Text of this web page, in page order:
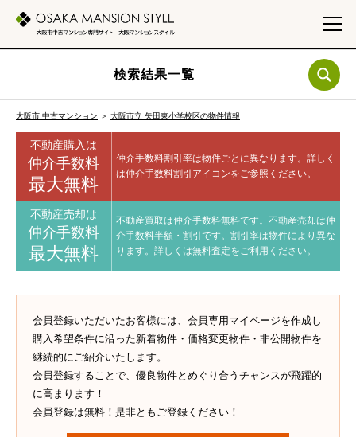
検索結果一覧
大阪市 中古マンション ＞ 大阪市立 矢田東小学校区の物件情報
不動産購入は
仲介手数料
最大無料
仲介手数料割引率は物件ごとに異なります。 詳しく
は仲介手数料割引アイコンをご参照ください。
不動産売却は
仲介手数料
最大無料
不動産買取は仲介手数料無料です。 不動産売却は仲
介手数料半額・割引です。 割引率は物件により異な
ります。 詳しくは無料査定をご利用ください。
会員登録いただいたお客様には、会員専用マイページを作成し
購入希望条件に沿った新着物件・価格変更物件・非公開物件を
継続的にご紹介いたします。
会員登録することで、優良物件とめぐり合うチャンスが飛躍的
に高まります！
会員登録は無料！是非ともご登録ください！